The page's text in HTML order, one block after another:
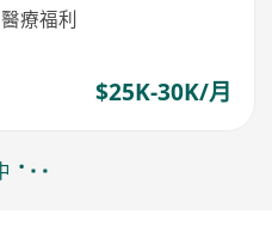
療福利
$25K-30K/月